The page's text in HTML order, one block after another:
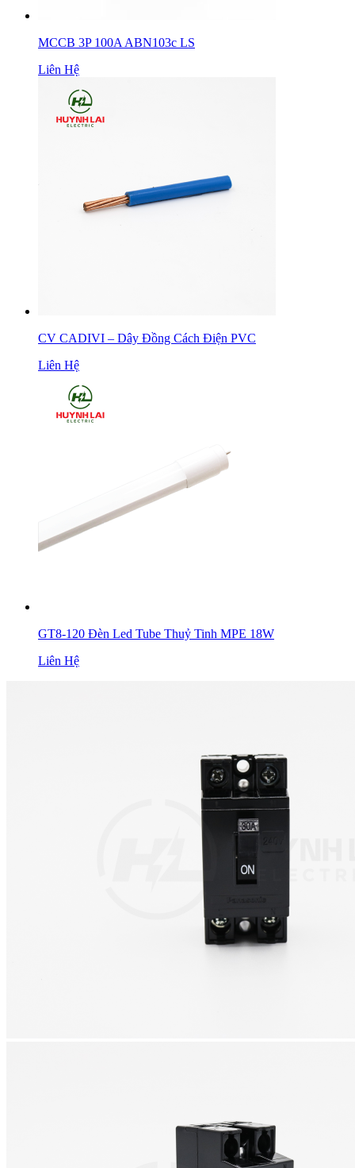
MCCB 3P 100A ABN103c LS
Liên Hệ
CV CADIVI – Dây Đồng Cách Điện PVC
Liên Hệ
GT8-120 Đèn Led Tube Thuỷ Tinh MPE 18W
Liên Hệ